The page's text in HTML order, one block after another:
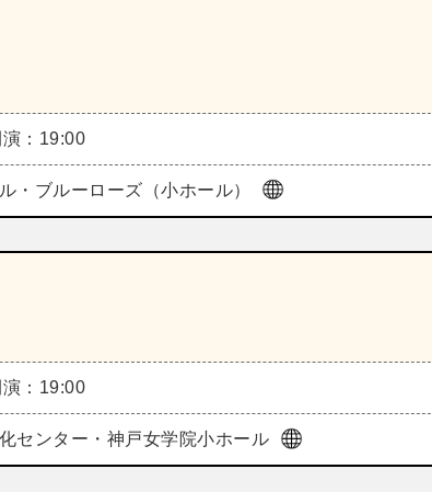
演：19:00
・ブルーローズ（小ホール）
演：19:00
センター・神戸女学院小ホール